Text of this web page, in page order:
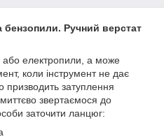
бензопили. Ручний верстат
або електропили, а може
коли інструмент не дає
призводить затуплення
звертаємося до
заточити ланцюг: